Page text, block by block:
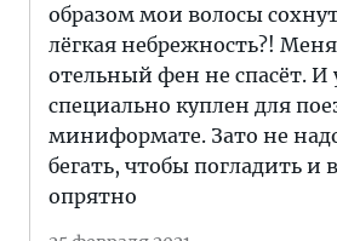
образом мои волосы
лёгкая небрежность?!
отельный фен не спасёт. И
специально куплен для
миниформате. Зато не
бегать, чтобы погладить и
опрятно